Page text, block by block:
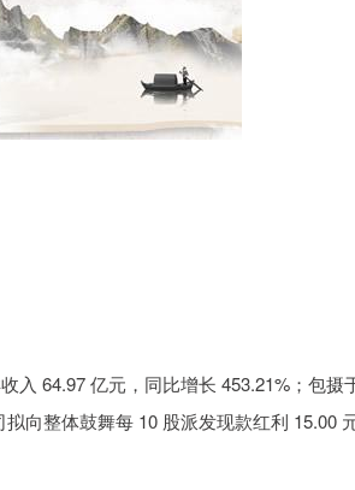
入 64.97 亿元，同比增长 453.21%；包摄
向整体鼓舞每 10 股派发现款红利 15.00